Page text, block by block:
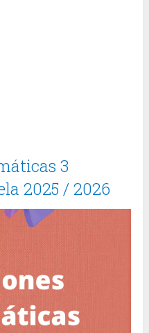
3
2025 / 2026